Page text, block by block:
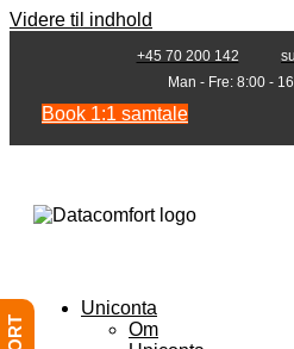
Videre til indhold
+45 70 200 142
Man - Fre: 8:00 -
Book 1:1 samtale
Uniconta
Om